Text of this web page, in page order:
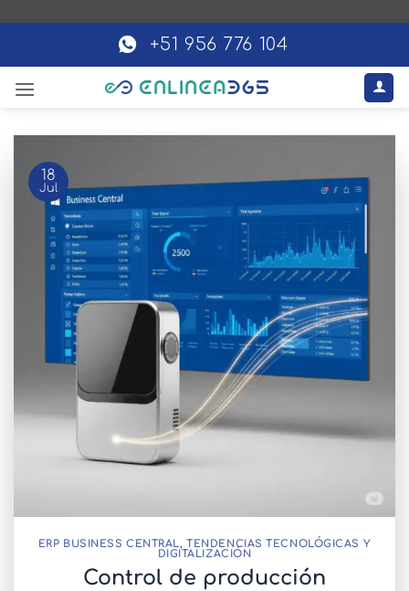
+51 956 776 104
18
Jul
ERP BUSINESS CENTRAL,TENDENCIAS TECNOLÓGICAS Y
DIGITALIZACIÓN
Control de producción